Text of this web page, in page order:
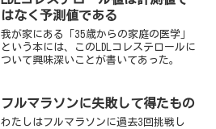
はなく予測値である
我が家にある「35歳からの家庭の医学」
という本には、このLDLコレステロールに
ついて興味深いことが書いてあった。
フルマラソンに失敗して得たもの
わたしはフルマラソンに過去3回挑戦し